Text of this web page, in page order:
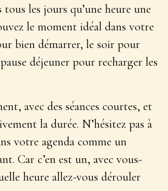
les jours qu’une heure une
le moment idéal dans votre
bien démarrer, le soir pour
déjeuner pour recharger les
avec des séances courtes, et
la durée. N’hésitez pas à
votre agenda comme un
Car c’en est un, avec vous-
heure allez-vous dérouler